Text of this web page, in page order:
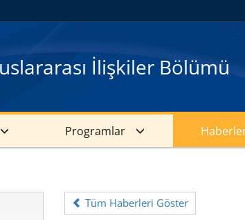
İlişkiler Bölümü
Programlar
Tüm Haberleri Göster